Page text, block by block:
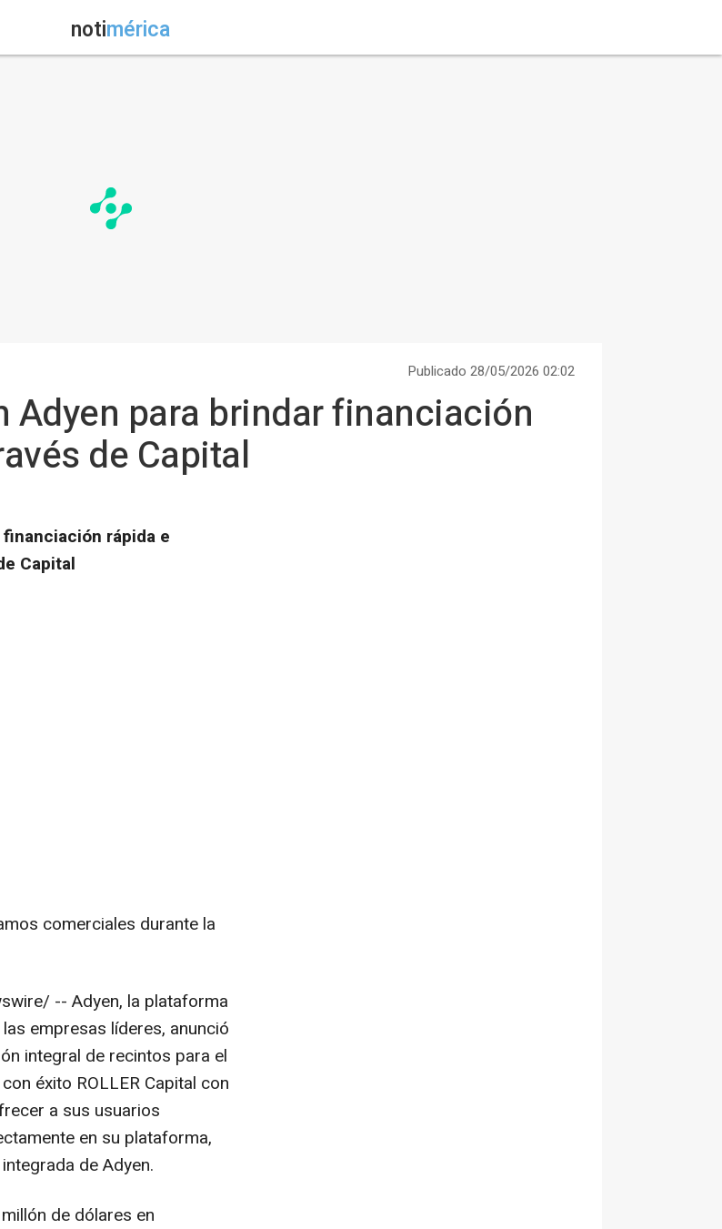
notimérica
Publicado 28/05/2026 02:02
Adyen para brindar financiación
de Capital
financiación rápida e
Capital
comerciales durante la
-- Adyen, la plataforma
empresas líderes, anunció
integral de recintos para el
éxito ROLLER Capital con
a sus usuarios
en su plataforma,
de Adyen.
de dólares en